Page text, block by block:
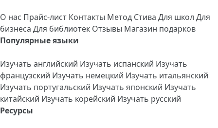
О нас Прайс-лист Контакты Метод Стива Для школ Для
бизнеса Для библиотек Отзывы Магазин подарков
Популярные языки
Изучать английский Изучать испанский Изучать
французский Изучать немецкий Изучать итальянский
Изучать португальский Изучать японский Изучать
китайский Изучать корейский Изучать русский
Ресурсы